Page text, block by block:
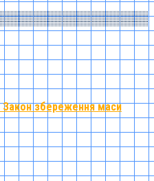
Закон збереження маси